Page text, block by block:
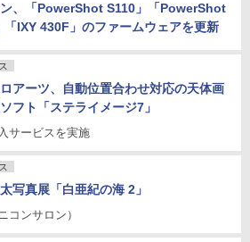
、「PowerShot S110」「PowerShot
「IXY 430F」のファームウェアを更新
アーツ、自動位置合わせ対応の天体画
フト「ステライメージ7」
サービスを実施
写真展「白亜紀の海 2」
コンサロン）